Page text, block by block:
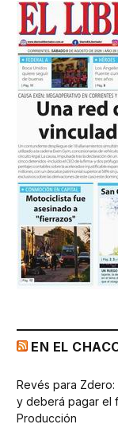
EN EL
Revés para
y deberá pagar el
Producción